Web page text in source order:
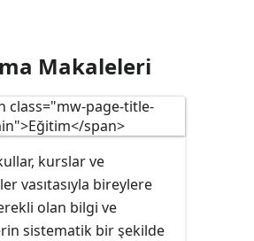
Makaleleri
kurslarve
vasıtasıyla bireylere
olan bilgi ve
sistematik bir şekilde